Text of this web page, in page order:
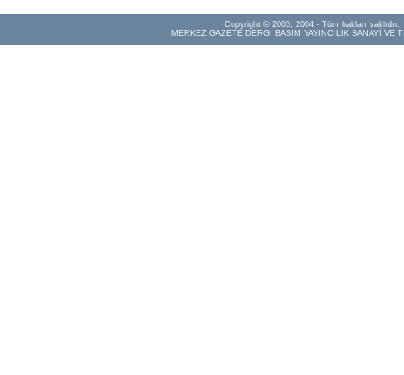
Copyright © 2003, 2004 - Tüm hakları saklıdır.
MERKEZ GAZETE DERGİ BASIM YAYINCILIK SANAYİ VE